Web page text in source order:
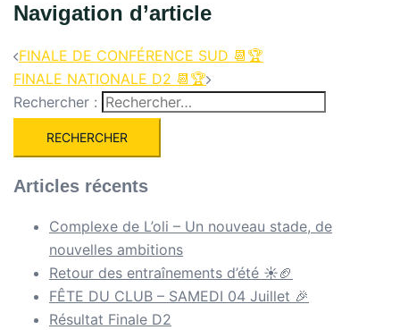
Navigation d’article
FINALE DE CONFÉRENCE SUD 📆🏆
FINALE NATIONALE D2 📆🏆
Rechercher :
Articles récents
Complexe de L’oli – Un nouveau stade, de
nouvelles ambitions
Retour des entraînements d’été ☀️🏈
FÊTE DU CLUB – SAMEDI 04 Juillet 🎉
Résultat Finale D2